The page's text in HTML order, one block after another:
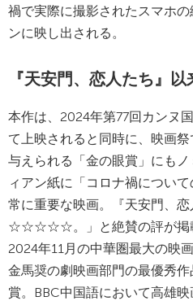
禍で実際に撮影されたスマホ
ンに映し出される。
『天安門、恋人たち』
本作は、2024年第77回カンヌ
て上映されると同時に、映画
与えられる「金の眼賞」にも
ィアン紙に「コロナ禍につい
常に重要な映画。『天安門、恋
☆☆☆☆☆。」と絶賛の評が掲
2024年11月の中華圏最大の映
金馬奨の劇映画部門の最優秀
賞。BBC中国語において高雄